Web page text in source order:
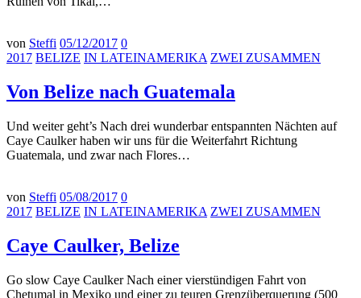
von Steffi 05/12/2017 0
2017 BELIZE IN LATEINAMERIKA ZWEI ZUSAMMEN
Von Belize nach Guatemala
Und weiter geht’s Nach drei wunderbar entspannten Nächten auf
Caye Caulker haben wir uns für die Weiterfahrt Richtung
Guatemala, und zwar nach Flores…
von Steffi 05/08/2017 0
2017 BELIZE IN LATEINAMERIKA ZWEI ZUSAMMEN
Caye Caulker, Belize
Go slow Caye Caulker Nach einer vierstündigen Fahrt von
Chetumal in Mexiko und einer zu teuren Grenzüberquerung (500